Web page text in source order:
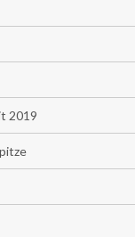
2019